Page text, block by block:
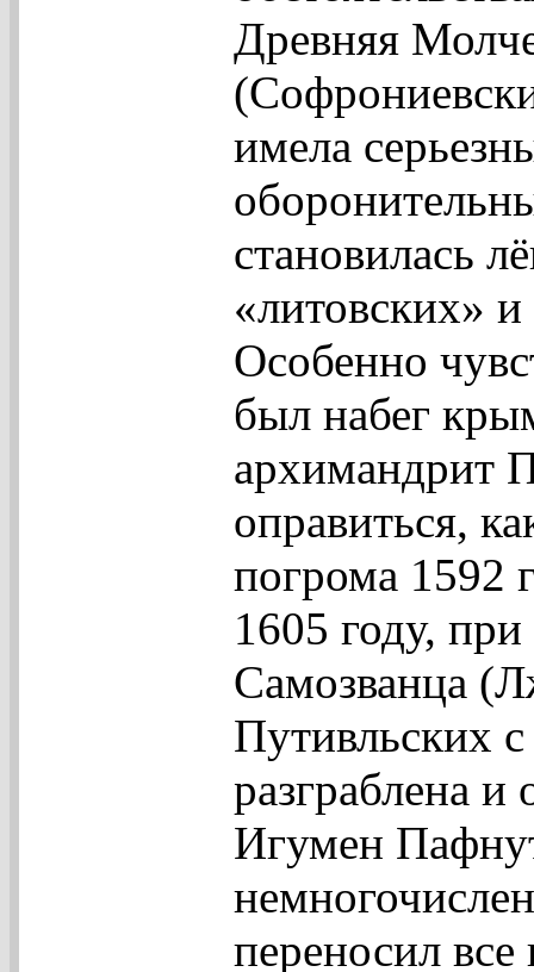
Древняя
имела
становилась
«литовских»
Особенно
был набег
архимандрит
оправиться,
погрома 1592
1605 году,
Самозванца
Путивльских
разграблена
Игумен
переносил